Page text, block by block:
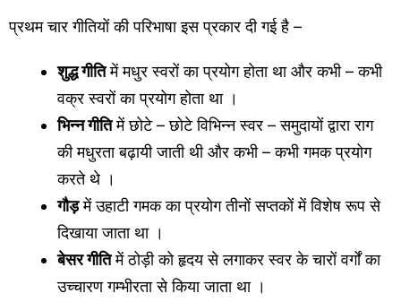
प्रथम चार गीतियों की परिभाषा इस प्रकार दी गई है –
शुद्ध गीतिमें मधुर स्वरों का प्रयोग होता था और कभी – कभी
वक्र स्वरों का प्रयोग होता था ।
भिन्न गीतिमें छोटे – छोटे विभिन्न स्वर – समुदायों द्वारा राग
की मधुरता बढ़ायी जाती थी और कभी – कभी गमक प्रयोग
करते थे ।
गौड़में उहाटी गमक का प्रयोग तीनों सप्तकों में विशेष रूप से
दिखाया जाता था ।
बेसर गीतिमें ठोड़ी को हृदय से लगाकर स्वर के चारों वर्गों का
उच्चारण गम्भीरता से किया जाता था ।